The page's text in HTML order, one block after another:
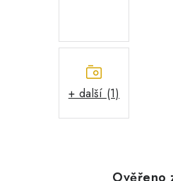
+ další (1)